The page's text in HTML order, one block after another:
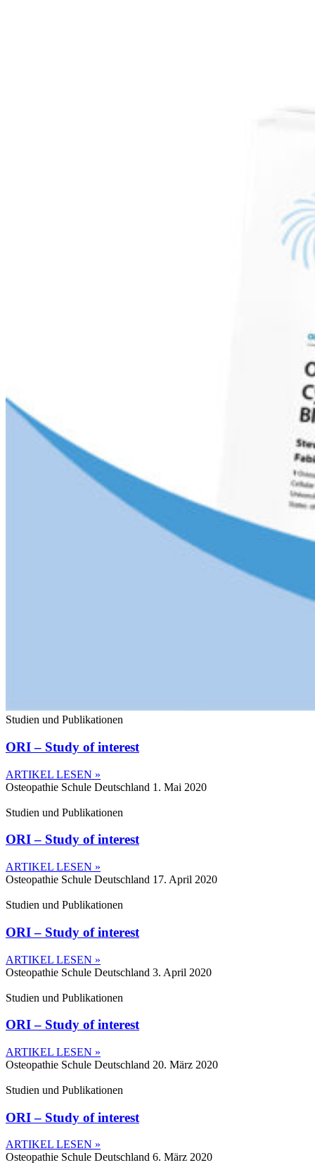
Studien und Publikationen
ORI – Study of interest
ARTIKEL LESEN »
Osteopathie Schule Deutschland 1. Mai 2020
Studien und Publikationen
ORI – Study of interest
ARTIKEL LESEN »
Osteopathie Schule Deutschland 17. April 2020
Studien und Publikationen
ORI – Study of interest
ARTIKEL LESEN »
Osteopathie Schule Deutschland 3. April 2020
Studien und Publikationen
ORI – Study of interest
ARTIKEL LESEN »
Osteopathie Schule Deutschland 20. März 2020
Studien und Publikationen
ORI – Study of interest
ARTIKEL LESEN »
Osteopathie Schule Deutschland 6. März 2020